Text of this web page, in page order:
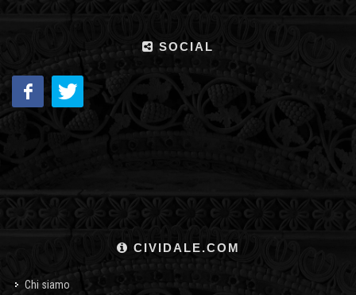
SOCIAL
CIVIDALE.COM
Chi siamo